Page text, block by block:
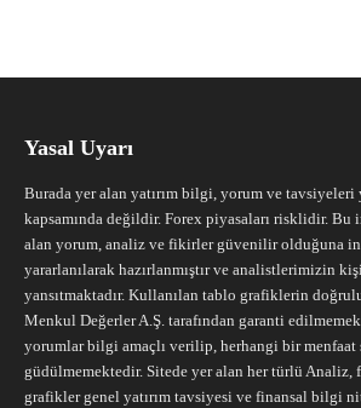
Yasal Uyarı
Burada yer alan yatırım bilgi, yorum ve tavsiyeleri
kapsamında değildir. Forex piyasaları risklidir. Bu
alan yorum, analiz ve fikirler güvenilir olduğuna
yararlanılarak hazırlanmıştır ve analistlerimizin
yansıtmaktadır. Kullanılan tablo grafiklerin
Menkul Değerler A.Ş. tarafından garanti
yorumlar bilgi amaçlı verilip, herhangi bir menfaat
güdülmemektedir. Sitede yer alan her türlü Analiz,
grafikler genel yatırım tavsiyesi ve finansal bilgi